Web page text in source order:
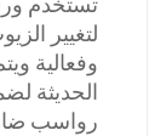
لتغيير
وفعالية
الحديثة
رواسب